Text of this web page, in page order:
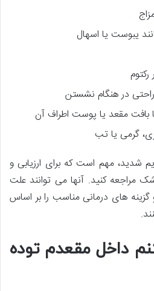
یبوست یا اسهال
در هنگام نشستن
بافت مقعد یا پوست اطراف آن
گرمی یا تب
شدید، مهم است که برای ارزیابی و
کنید. آنها می توانند علت
های درمانی مناسب را بر اساس
داخل مقعدم توده